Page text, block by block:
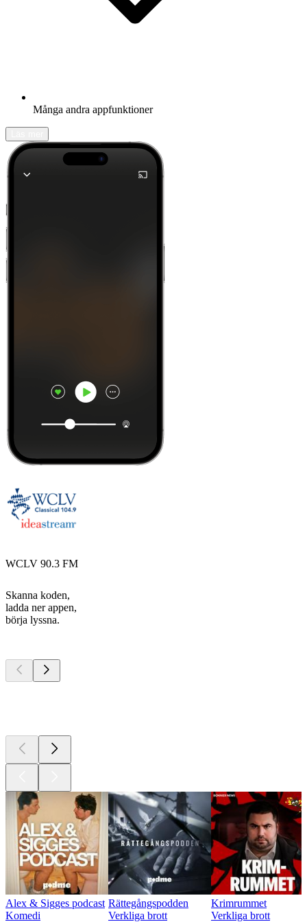
Många andra appfunktioner
WCLV 90.3 FM
Skanna koden,
ladda ner appen,
börja lyssna.
Alex & Sigges podcast
Komedi
Rättegångspodden
Verkliga brott
Krimrummet
Verkliga brott